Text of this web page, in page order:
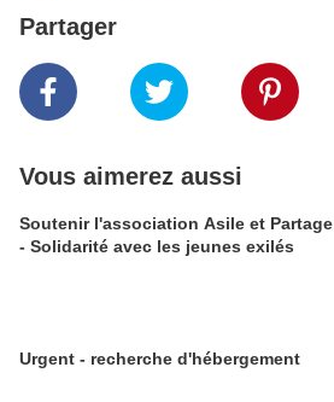
Partager
Vous aimerez aussi
Soutenir l'association Asile et Partage
- Solidarité avec les jeunes exilés
Urgent - recherche d'hébergement